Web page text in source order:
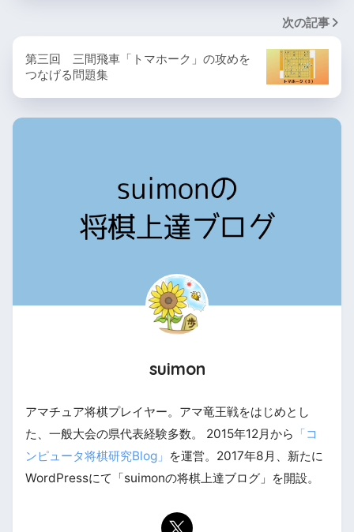
次の記事
第三回 三間飛車「トマホーク」の攻めを
つなげる問題集
suimon
アマチュア将棋プレイヤー。アマ竜王戦をはじめとし
た、一般大会の県代表経験多数。 2015年12月から 「コ
ンピュータ将棋研究Blog」 を運営。2017年8月、新たに
WordPressにて「suimonの将棋上達ブログ」を開設。